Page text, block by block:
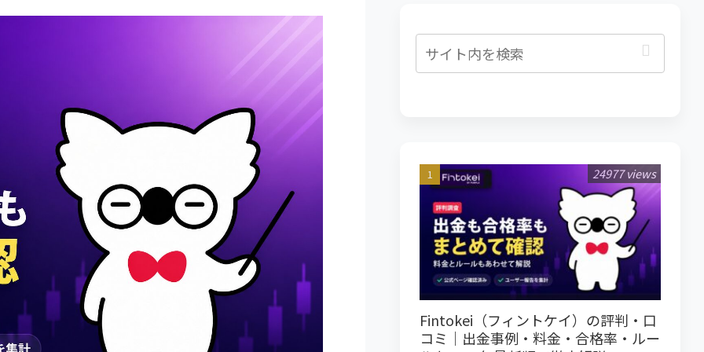
Fintokei（フィントケイ）の評判・口
コミ｜出金事例・料金・合格率・ルー
24977 views